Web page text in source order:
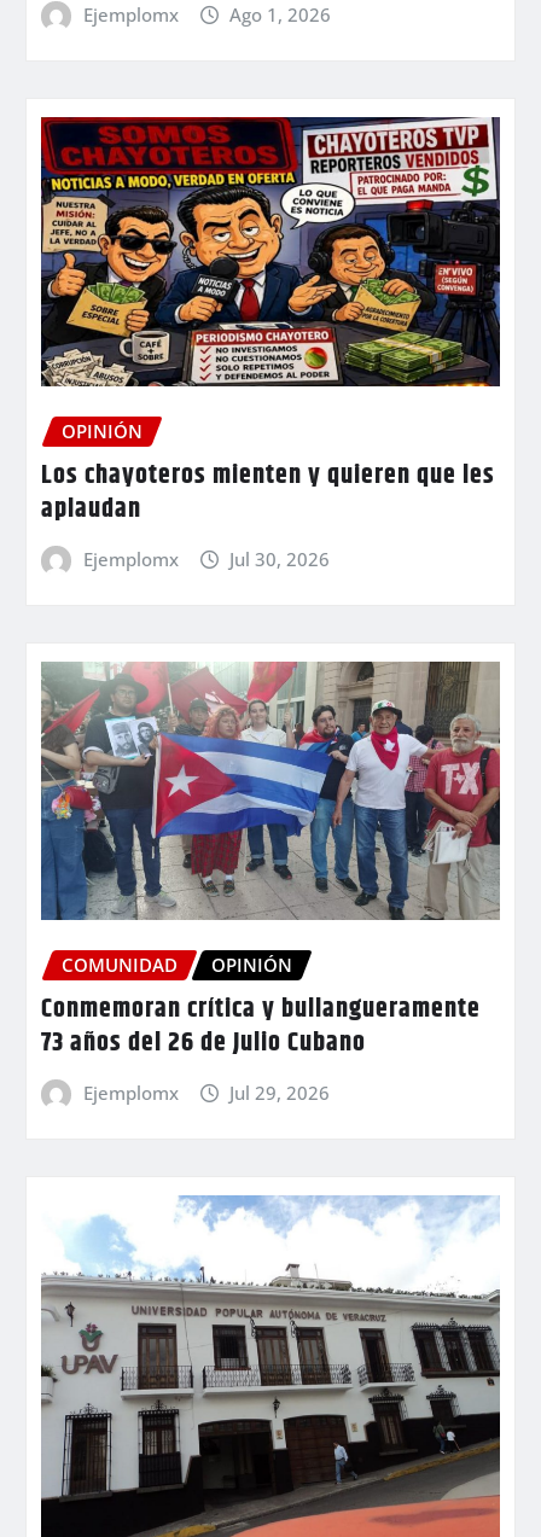
Ejemplomx Ago 1, 2026
OPINIÓN
Los chayoteros mienten y quieren que les
aplaudan
Ejemplomx Jul 30, 2026
COMUNIDAD OPINIÓN
Conmemoran crítica y bullangueramente
73 años del 26 de Julio Cubano
Ejemplomx Jul 29, 2026